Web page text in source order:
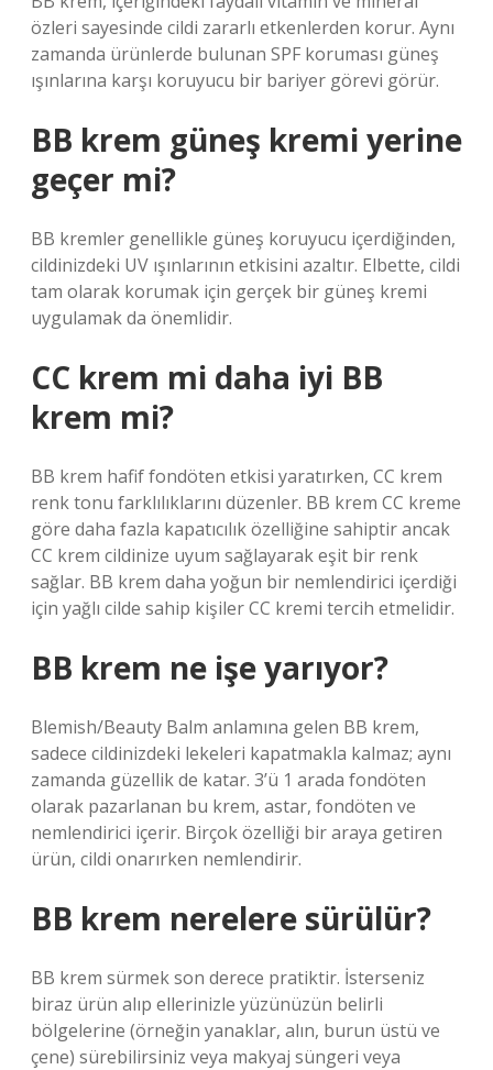
özleri sayesinde cildi zararlı etkenlerden korur. Aynı
zamanda ürünlerde bulunan SPF koruması güneş
ışınlarına karşı koruyucu bir bariyer görevi görür.
BB krem güneş kremi yerine
geçer mi?
BB kremler genellikle güneş koruyucu içerdiğinden,
cildinizdeki UV ışınlarının etkisini azaltır. Elbette, cildi
tam olarak korumak için gerçek bir güneş kremi
uygulamak da önemlidir.
CC krem mi daha iyi BB
krem mi?
BB krem ​​hafif fondöten etkisi yaratırken, CC krem ​​
renk tonu farklılıklarını düzenler. BB krem ​​CC kreme
göre daha fazla kapatıcılık özelliğine sahiptir ancak
CC krem ​​cildinize uyum sağlayarak eşit bir renk
sağlar. BB krem ​​daha yoğun bir nemlendirici içerdiği
için yağlı cilde sahip kişiler CC kremi tercih etmelidir.
BB krem ne işe yarıyor?
Blemish/Beauty Balm anlamına gelen BB krem,
sadece cildinizdeki lekeleri kapatmakla kalmaz; aynı
zamanda güzellik de katar. 3’ü 1 arada fondöten
olarak pazarlanan bu krem, astar, fondöten ve
nemlendirici içerir. Birçok özelliği bir araya getiren
ürün, cildi onarırken nemlendirir.
BB krem nerelere sürülür?
BB krem ​​sürmek son derece pratiktir. İsterseniz
biraz ürün alıp ellerinizle yüzünüzün belirli
bölgelerine (örneğin yanaklar, alın, burun üstü ve
çene) sürebilirsiniz veya makyaj süngeri veya